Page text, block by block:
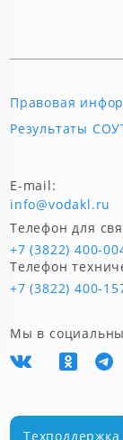
Правовая
Результаты
Телефон для
+7 (3822) 400-
Телефон
+7 (3822) 400-
E-mail:
info@vodakl.ru
Мы в
Техподдержка